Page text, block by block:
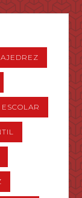
AJEDREZ